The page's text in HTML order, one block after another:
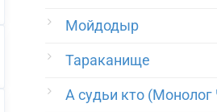
Мойдодыр
Тараканище
А судьи кто (Монолог